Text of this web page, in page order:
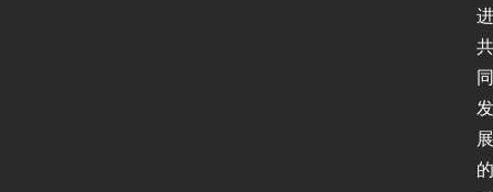
进
共
同
发
展
的